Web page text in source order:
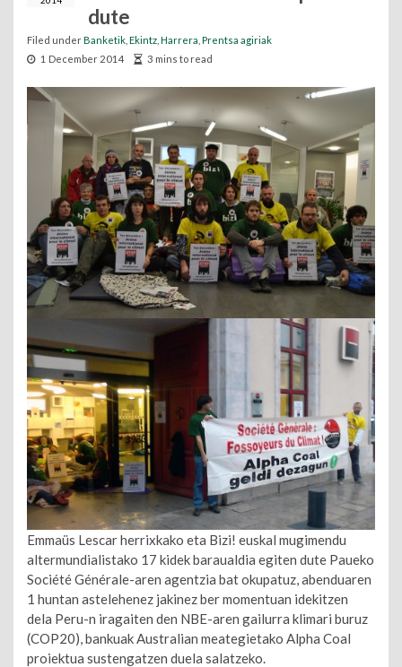
dute
Filed underBanketik Ekintz Harrera Prentsa agiriak
1 December 2014
3 mins to read
Emmaüs Lescar herrixkako eta Bizi! euskal mugimendu
altermundialistako 17 kidek baraualdia egiten dute Paueko
Société Générale-aren agentzia bat okupatuz, abenduaren
1 huntan astelehenez jakinez ber momentuan idekitzen
dela Peru-n iragaiten den NBE-aren gailurra klimari buruz
(COP20), bankuak Australian meategietako Alpha Coal
proiektua sustengatzen duela salatzeko.